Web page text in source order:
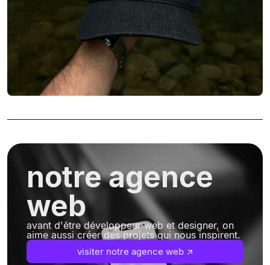
notre agence
web
avant d'être développeur web et designer, on
aime aussi créer des projets qui nous inspirent.
visiter notre agence web ↗